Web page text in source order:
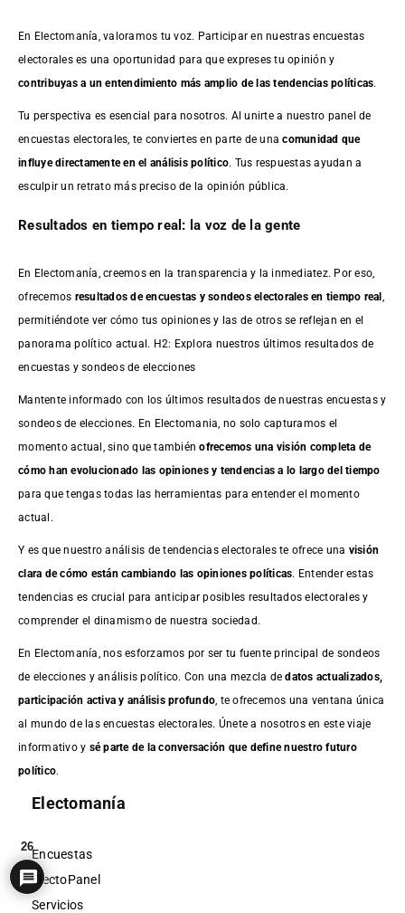
En Electomanía, valoramos tu voz. Participar en nuestras encuestas
electorales es una oportunidad para que expreses tu opinión y
contribuyas a un entendimiento más amplio de las tendencias políticas.
Tu perspectiva es esencial para nosotros. Al unirte a nuestro panel de
encuestas electorales, te conviertes en parte de unacomunidad que
influye directamente en el análisis político. Tus respuestas ayudan a
esculpir un retrato más preciso de la opinión pública.
Resultados en tiempo real: la voz de la gente
En Electomanía, creemos en la transparencia y la inmediatez. Por eso,
ofrecemos resultados deencuestas y sondeos electorales en tiempo real
permitiéndote ver cómo tus opiniones y las de otros se reflejan en el
panorama político actual. H2: Explora nuestros últimos resultados de
encuestas y sondeos de elecciones
Mantente informado con los últimos resultados de nuestras encuestasy
sondeos de elecciones. En Electomania, no solo capturamos el
momento actual, sino que tambiénofrecemos una visión completa de
cómo han evolucionado las opiniones y tendencias a lo largo del tiempo
para que tengas todas las herramientas para entender el momento
actual.
Y es que nuestro análisis de tendencias electorales te ofrece una visión
clara de cómo están cambiando las opiniones políticas. Entender estas
tendencias es crucial para anticipar posibles resultados electorales y
comprender el dinamismo de nuestra sociedad.
En Electomanía, nos esforzamos por ser tu fuente principal de sondeos
de elecciones y análisis político. Con una mezcla dedatos actualizados,
participación activa y análisis profundo , te ofrecemos una ventana única
al mundo de las encuestas electorales. Únete a nosotros en este viaje
informativo y sé parte de la conversación que define nuestro futuro
político.
Electomanía
Encuestas
ElectoPanel
Servicios
26